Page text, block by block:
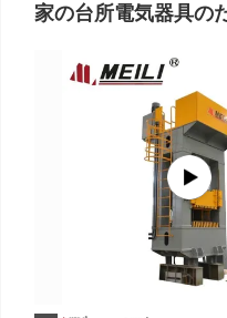
家の台所電気器具の